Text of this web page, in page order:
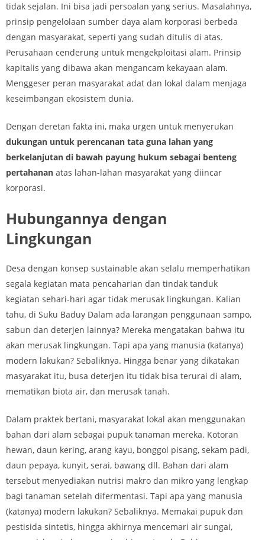
tidak sejalan. Ini bisa jadi persoalan yang serius. Masalahnya,
prinsip pengelolaan sumber daya alam korporasi berbeda
dengan masyarakat, seperti yang sudah ditulis di atas.
Perusahaan cenderung untuk mengekploitasi alam. Prinsip
kapitalis yang dibawa akan mengancam kekayaan alam.
Menggeser peran masyarakat adat dan lokal dalam menjaga
keseimbangan ekosistem dunia.
Dengan deretan fakta ini, maka urgen untuk menyerukan
dukungan untuk perencanan tata guna lahan yang
berkelanjutan di bawah payung hukum sebagai benteng
pertahanan atas lahan-lahan masyarakat yang diincar
korporasi.
Hubungannya dengan
Lingkungan
Desa dengan konsep sustainable akan selalu memperhatikan
segala kegiatan mata pencaharian dan tindak tanduk
kegiatan sehari-hari agar tidak merusak lingkungan. Kalian
tahu, di Suku Baduy Dalam ada larangan penggunaan sampo,
sabun dan deterjen lainnya? Mereka mengatakan bahwa itu
akan merusak lingkungan. Tapi apa yang manusia (katanya)
modern lakukan? Sebaliknya. Hingga benar yang dikatakan
masyarakat itu, busa deterjen itu tidak bisa terurai di alam,
mematikan biota air, dan merusak tanah.
Dalam praktek bertani, masyarakat lokal akan menggunakan
bahan dari alam sebagai pupuk tanaman mereka. Kotoran
hewan, daun kering, arang kayu, bonggol pisang, sekam padi,
daun pepaya, kunyit, serai, bawang dll. Bahan dari alam
tersebut menyediakan nutrisi makro dan mikro yang lengkap
bagi tanaman setelah difermentasi. Tapi apa yang manusia
(katanya) modern lakukan? Sebaliknya. Memakai pupuk dan
pestisida sintetis, hingga akhirnya mencemari air sungai,